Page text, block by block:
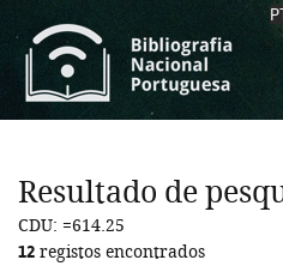
Resultado de
CDU: =614.25
12 registos encontrados